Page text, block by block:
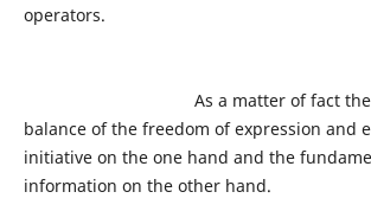
As a matter of fact there is
balance of the freedom of expression and
initiative on the one hand and the
information on the other hand.